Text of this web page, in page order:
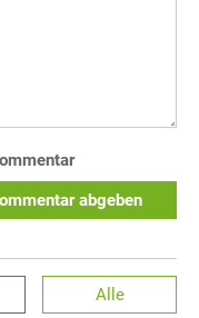
abgeben
Alle